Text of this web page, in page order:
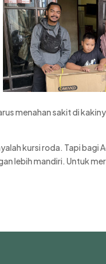
menahan sakit di
kursi roda. Tapi
lebih mandiri. Untuk